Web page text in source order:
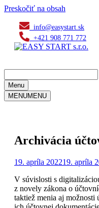
Preskočiť na obsah
info@easystart.sk
+421 908 771 772
Menu
MENUMENU
Archivácia
19. apríla 202219. apríla
V súvislosti s
z novely zákona o
taktiež menia aj možnosti